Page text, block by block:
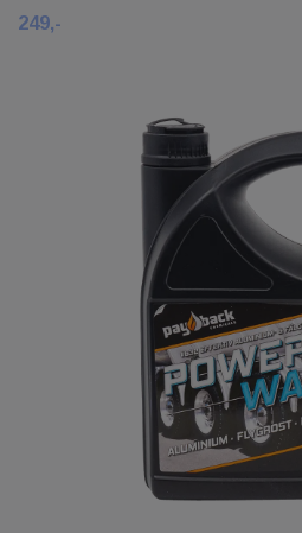
249,-